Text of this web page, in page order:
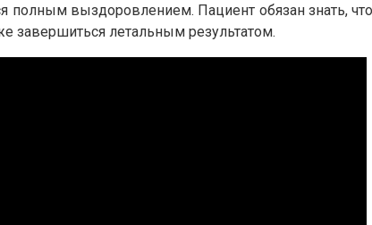
полным выздоровлением. Пациент обязан знать,
завершиться летальным результатом.